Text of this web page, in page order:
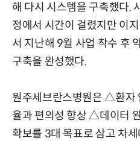
해 다시 시스템을 구축했다.
정에서 시간이 걸렸지만 이
서 지난해 9월 사업 착수 후
구축을 완성했다.
원주세브란스병원은 △환자
율과 편의성 향상 △데이터
확보를 3대 목표로 삼고 차